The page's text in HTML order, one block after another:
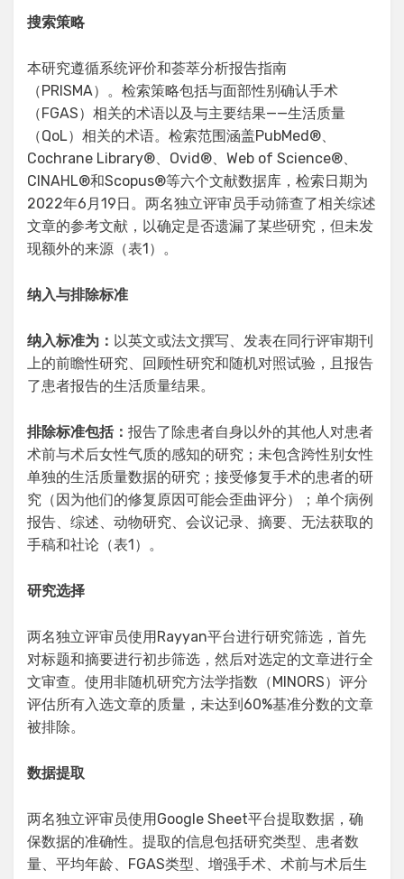
搜索策略
本研究遵循系统评价和荟萃分析报告指南
（PRISMA）。检索策略包括与面部性别确认手术
（FGAS）相关的术语以及与主要结果——生活质量
（QoL）相关的术语。检索范围涵盖PubMed®、
Cochrane Library®、Ovid®、Web of Science®、
CINAHL®和Scopus®等六个文献数据库，检索日期为
2022年6月19日。两名独立评审员手动筛查了相关综述
文章的参考文献，以确定是否遗漏了某些研究，但未发
现额外的来源（表1）。
纳入与排除标准
纳入标准为： 以英文或法文撰写、发表在同行评审期刊
上的前瞻性研究、回顾性研究和随机对照试验，且报告
了患者报告的生活质量结果。
排除标准包括： 报告了除患者自身以外的其他人对患者
术前与术后女性气质的感知的研究；未包含跨性别女性
单独的生活质量数据的研究；接受修复手术的患者的研
究（因为他们的修复原因可能会歪曲评分）；单个病例
报告、综述、动物研究、会议记录、摘要、无法获取的
手稿和社论（表1）。
研究选择
两名独立评审员使用Rayyan平台进行研究筛选，首先
对标题和摘要进行初步筛选，然后对选定的文章进行全
文审查。使用非随机研究方法学指数（MINORS）评分
评估所有入选文章的质量，未达到60%基准分数的文章
被排除。
数据提取
两名独立评审员使用Google Sheet平台提取数据，确
保数据的准确性。提取的信息包括研究类型、患者数
量、平均年龄、FGAS类型、增强手术、术前与术后生